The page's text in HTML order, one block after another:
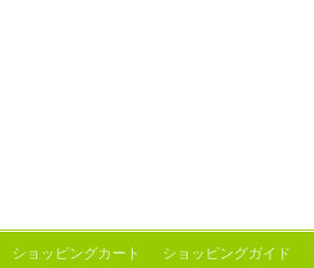
ショッピングカート ショッピングガイド